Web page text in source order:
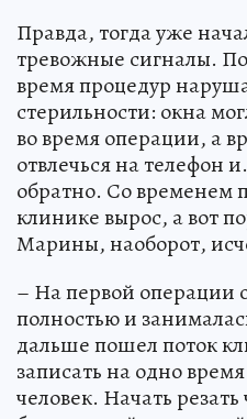
Правда, тогда уже
тревожные сигналы.
время процедур
стерильности: окна
во время операции, а
отвлечься на телефон
обратно. Со временем
клинике вырос, а вот
Марины, наоборот,
– На первой операции
полностью и
дальше пошел поток
записать на одно
человек. Начать